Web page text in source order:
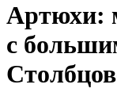
Артюхи:
с